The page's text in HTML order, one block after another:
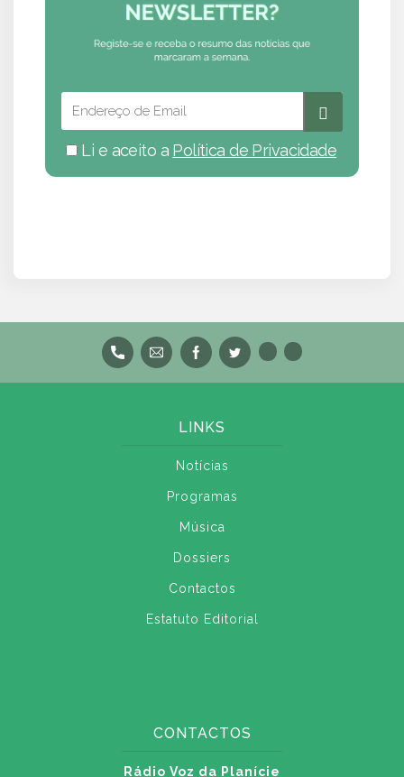
Li e aceito a Política de Privacidade
LINKS
Notícias
Programas
Música
Dossiers
Contactos
Estatuto Editorial
CONTACTOS
Rádio Voz da Planície